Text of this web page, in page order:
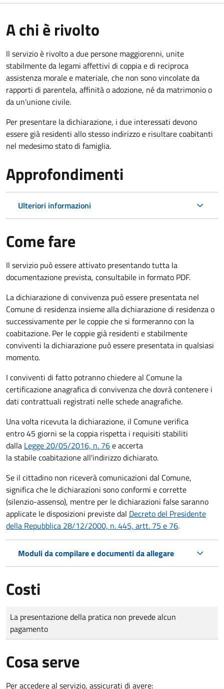
A chi è rivolto
Il servizio è rivolto a due persone maggiorenni, unite
stabilmente da legami affettivi di coppia e di reciproca
assistenza morale e materiale, che non sono vincolate da
rapporti di parentela, affinità o adozione, né da matrimonio o
da un'unione civile.
Per presentare la dichiarazione, i due interessati devono
essere già residenti allo stesso indirizzo e risultare coabitanti
nel medesimo stato di famiglia.
Approfondimenti
Ulteriori informazioni
Come fare
Il servizio può essere attivato presentando tutta la
documentazione prevista, consultabile in formato PDF.
La dichiarazione di convivenza può essere presentata nel
Comune di residenza insieme alla dichiarazione di residenza o
successivamente per le coppie che si formeranno con la
coabitazione. Per le coppie già residenti e stabilmente
conviventi la dichiarazione può essere presentata in qualsiasi
momento.
I conviventi di fatto potranno chiedere al Comune la
certificazione anagrafica di convivenza che dovrà contenere i
dati contrattuali registrati nelle schede anagrafiche.
Una volta ricevuta la dichiarazione, il Comune verifica
entro 45 giorni se la coppia rispetta i requisiti stabiliti
dalla Legge 20/05/2016, n. 76e accerta
la stabile coabitazione all'indirizzo dichiarato.
Se il cittadino non riceverà comunicazioni dal Comune,
significa che le dichiarazioni sono conformi e corrette
(silenzio-assenso), mentre per le dichiarazioni false saranno
applicate le disposizioni previste dal Decreto del Presidente
della Repubblica 28/12/2000, n. 445, artt. 75 e 76.
Moduli da compilare e documenti da allegare
Costi
Tipo di pagamento
Importo
La presentazione della pratica non prevede alcun
pagamento
Cosa serve
Per accedere al servizio, assicurati di avere: